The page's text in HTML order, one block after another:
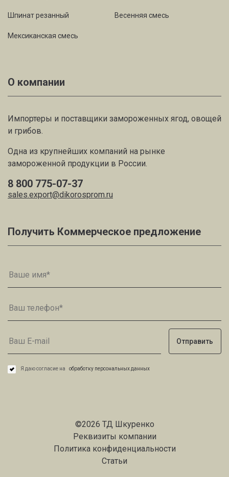
О компании
Импортеры и поставщики замороженных ягод, овощей
и грибов.
Одна из крупнейших компаний на рынке
замороженной продукции в России.
8 800 775-07-37
sales.export@dikorosprom.ru
Шпинат резанный Весенняя смесь
Мексиканская смесь
Получить Коммерческое предложение
Я даю согласие на обработку персональных данных
©2026 ТД Шкуренко
Реквизиты компании
Политика конфиденциальности
Статьи